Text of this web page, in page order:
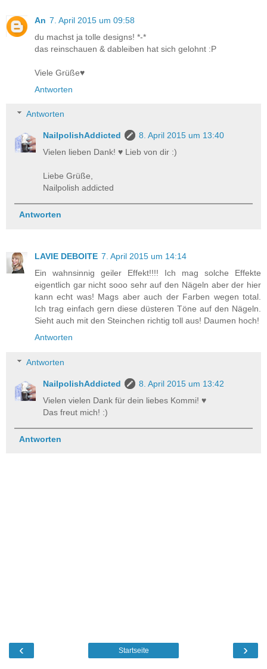
An 7. April 2015 um 09:58
du machst ja tolle designs! *-*
das reinschauen & dableiben hat sich gelohnt :P
Viele Grüße♥
Antworten
Antworten
NailpolishAddicted
8. April 2015 um 13:40
Vielen lieben Dank! ♥ Lieb von dir :)
Liebe Grüße,
Nailpolish addicted
Antworten
LAVIE DEBOITE 7. April 2015 um 14:14
Ein wahnsinnig geiler Effekt!!!! Ich mag solche Effekte
eigentlich gar nicht sooo sehr auf den Nägeln aber der hier
kann echt was! Mags aber auch der Farben wegen total.
Ich trag einfach gern diese düsteren Töne auf den Nägeln.
Sieht auch mit den Steinchen richtig toll aus! Daumen hoch!
Antworten
Antworten
NailpolishAddicted
8. April 2015 um 13:42
Vielen vielen Dank für dein liebes Kommi! ♥
Das freut mich! :)
Antworten
‹ ›
Startseite